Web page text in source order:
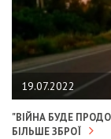
19.07.2022
"ВІЙНА БУДЕ
БІЛЬШЕ ЗБРОЇ